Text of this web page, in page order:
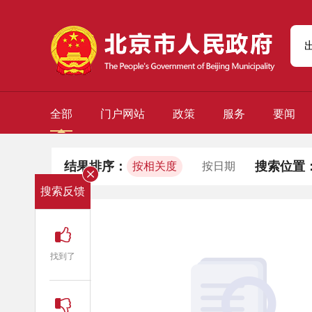
全部 门户网站 政策 服务 要闻
结果排序： 按相关度 按日期 搜索位置
搜索反馈
找到了